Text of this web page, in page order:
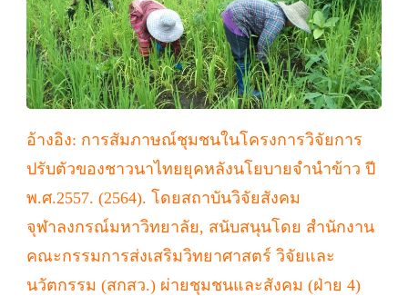
อ้างอิง: การสัมภาษณ์ชุมชนในโครงการวิจัยการ
ปรับตัวของชาวนาไทยยุคหลังนโยบายจำนำข้าว ปี
พ.ศ.2557. (2564). โดยสถาบันวิจัยสังคม
จุฬาลงกรณ์มหาวิทยาลัย, สนับสนุนโดย สำนักงาน
คณะกรรมการส่งเสริมวิทยาศาสตร์ วิจัยและ
นวัตกรรม (สกสว.) ผ่ายชุมชนและสังคม (ฝ่าย 4)